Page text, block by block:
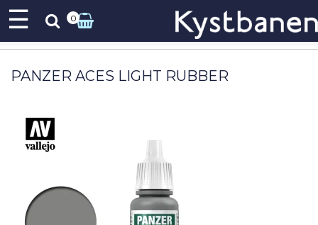
☰ 0
PANZER ACES LIGHT RUBBER